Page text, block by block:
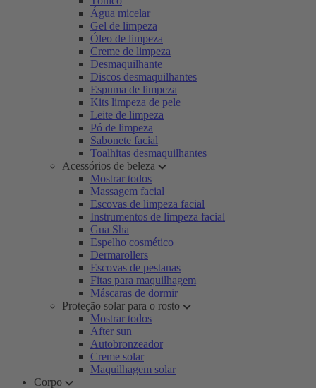
Água micelar
Gel de limpeza
Óleo de limpeza
Creme de limpeza
Desmaquilhante
Discos desmaquilhantes
Espuma de limpeza
Kits limpeza de pele
Leite de limpeza
Pó de limpeza
Sabonete facial
Toalhitas desmaquilhantes
Acessórios de beleza
Mostrar todos
Massagem facial
Escovas de limpeza facial
Instrumentos de limpeza facial
Gua Sha
Espelho cosmético
Dermarollers
Escovas de pestanas
Fitas para maquilhagem
Máscaras de dormir
Proteção solar para o rosto
Mostrar todos
After sun
Autobronzeador
Creme solar
Maquilhagem solar
Corpo